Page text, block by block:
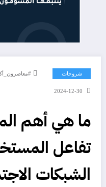
شروحات
2024-12-30
ما هي أهم
تفاعل
الشبكات